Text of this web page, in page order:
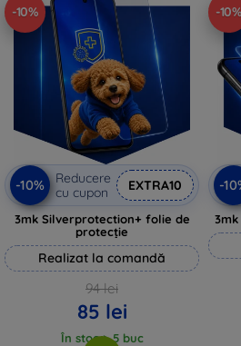
-10%
-10%
Reducere
cu cupon
EXTRA10
3mk Silverprotection+ folie de
protecție
Realizat la comandă
94 lei
85 lei
În stoc > 5 buc
-10%
-